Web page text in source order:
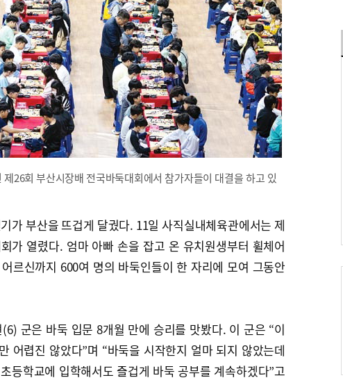
26회 부산시장배 전국바둑대회에서 참가자들이 대결을 하고 있
가 부산을 뜨겁게 달궜다. 11일 사직실내체육관에서는 제
가 열렸다. 엄마 아빠 손을 잡고 온 유치원생부터 휠체어
르신까지 600여 명의 바둑인들이 한 자리에 모여 그동안
군은 바둑 입문 8개월 만에 승리를 맛봤다. 이 군은 “이
어렵진 않았다”며 “바둑을 시작한지 얼마 되지 않았는데
등학교에 입학해서도 즐겁게 바둑 공부를 계속하겠다”고